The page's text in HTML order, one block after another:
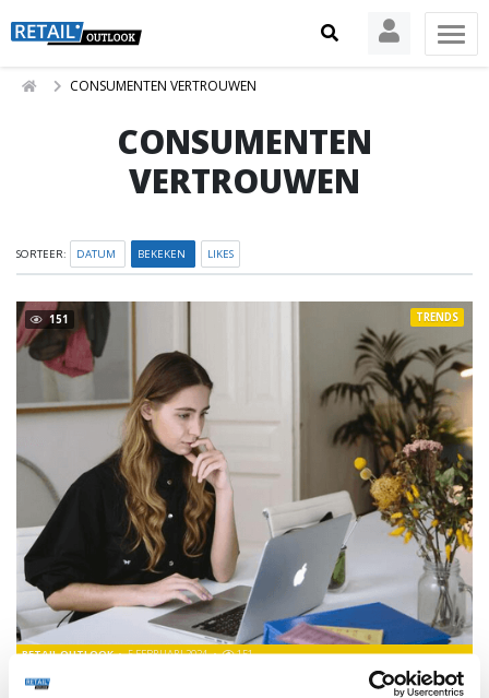
CONSUMENTEN VERTROUWEN
CONSUMENTEN
VERTROUWEN
SORTEER: DATUM BEKEKEN LIKES
151
PERSOONLIJKE GEGEVENS GEVEN AAN DE
RETAIL OUTLOOK 5 FEBRUARI 2024 151
TRENDS